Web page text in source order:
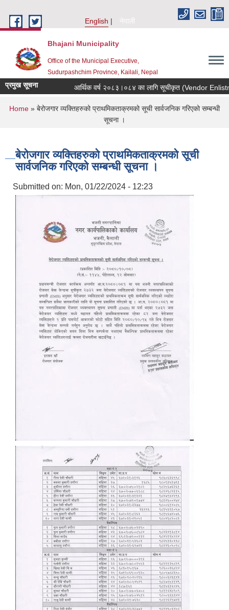
English
नेपाली
Bhajani Municipality
Office of the Municipal Executive,
Sudurpashchim Province, Kailali, Nepal
प्रमुख सूचना आर्थिक वर्ष २०८३।०८४ का लागि सूचीकृत (Vendor
You are here
Home » बेरोजगार व्यक्तिहरुको प्राथमिकताक्रमको सूची सार्वजनिक गरिएको सम्बन्धी
सूचना ।
बेरोजगार व्यक्तिहरुको प्राथमिकताक्रमको सूची
सार्वजनिक गरिएको सम्बन्धी सूचना ।
Submitted on: Mon, 01/22/2024 - 12:23